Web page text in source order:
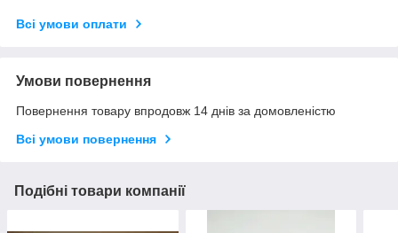
Всі умови оплати
Умови повернення
Повернення товару впродовж 14 днів за домовленістю
Всі умови повернення
Подібні товари компанії